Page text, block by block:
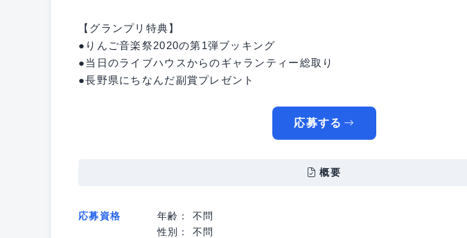
【グランプリ特典】
●りんご音楽祭2020の第1弾ブッキング
●当日のライブハウスからのギャランティー総取り
●長野県にちなんだ副賞プレゼント
応募する
概要
応募資格
年齢： 不問
性別： 不問